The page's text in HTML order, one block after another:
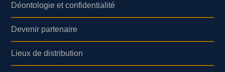
Déontologie et confidentialité
Devenir partenaire
Lieux de distribution